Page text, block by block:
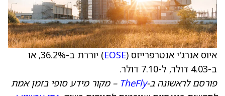
איוס אנרג'י אנטרפרייזס (EOSE
) יורדת ב-36.2%, או
ב-4.03 דולר, ל-7.10 דולר.
פורסם לראשונה ב-TheFly – מקור מידע סופי בזמן אמת